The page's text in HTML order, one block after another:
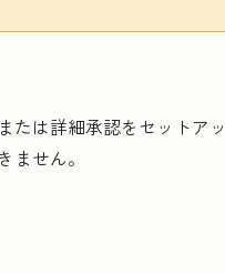
たは詳細承認をセットア
ません。